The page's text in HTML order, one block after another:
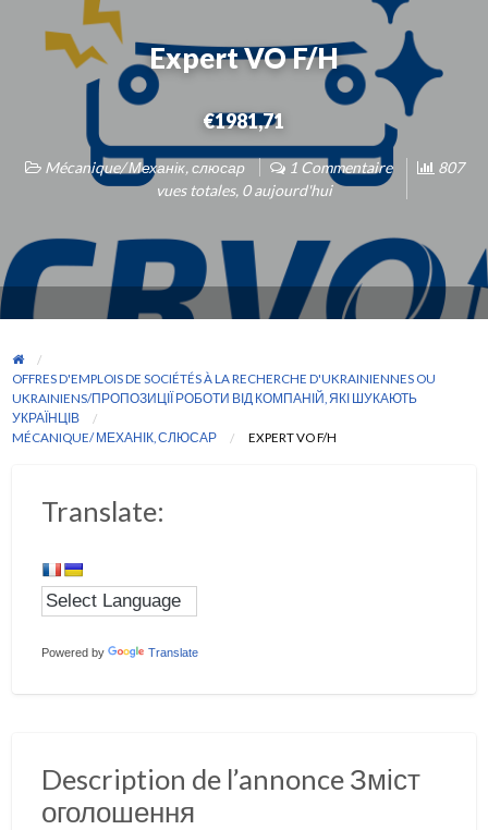
Expert VO F/H
€1981,71
Mécanique/ Механік, слюсар 1 Commentaire
807
vues totales, 0 aujourd'hui
OFFRES D'EMPLOIS DE SOCIÉTÉS À LA RECHERCHE D'UKRAINIENNES OU
UKRAINIENS/ПРОПОЗИЦІЇ РОБОТИ ВІД КОМПАНІЙ, ЯКІ ШУКАЮТЬ
УКРАЇНЦІВ
MÉCANIQUE/ МЕХАНІК, СЛЮСАР
EXPERT VO F/H
Translate:
Powered by Translate
Description de l’annonce Зміст
оголошення